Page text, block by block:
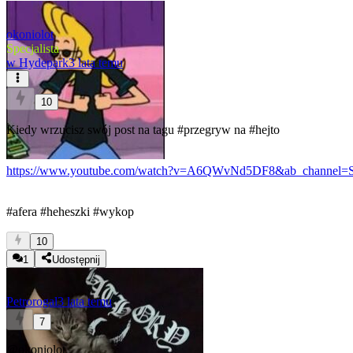
okoniolot
Specjalista
w Hydepark3 lata temu
10
Kiedy wrzucisz swój post na tagu #przegryw na #hejto
https://www.youtube.com/
#afera #heheszki #wykop
10
1
Udostępnij
Petrorogal3 lata temu
7
@okoniolot